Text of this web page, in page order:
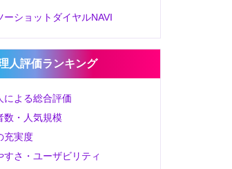
ーショットダイヤルNAVI
人評価ランキング
による総合評価
数・人気規模
充実度
すさ・ユーザビリティ